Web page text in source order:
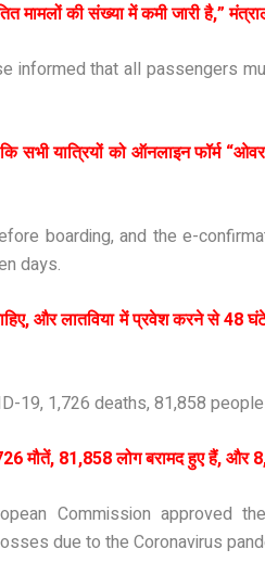
मामलों की संख्या में कमी जारी है,”
informed that all passengers
सभी यात्रियों को ऑनलाइन फॉर्म
boarding, and the e-
days.
और लातविया में प्रवेश करने से
19, 1,726 deaths, 81,858
मौतें, 81,858 लोग बरामद हुए हैं, और
Commission approved
due to the Coronavirus